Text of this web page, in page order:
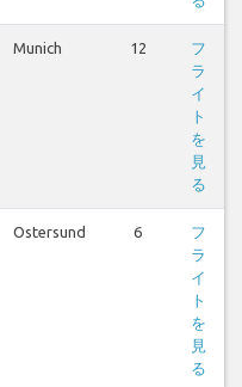
Munich 12
フ
ラ
イ
ト
を
見
る
Ostersund 6
フ
ラ
イ
ト
を
見
る